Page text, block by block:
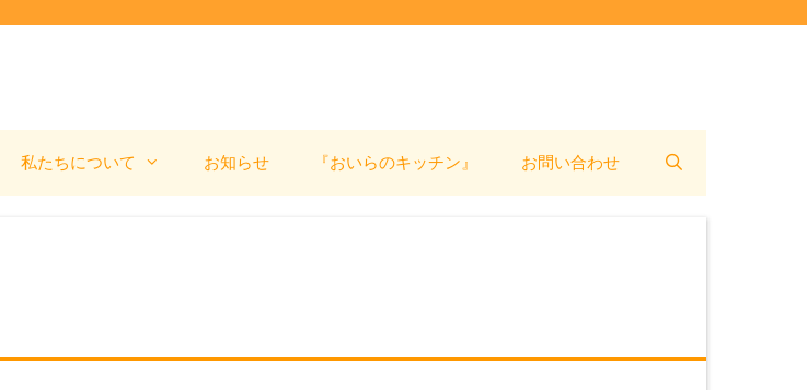
私たちについて お知らせ 『おいらのキッチン』 お問い合わせ